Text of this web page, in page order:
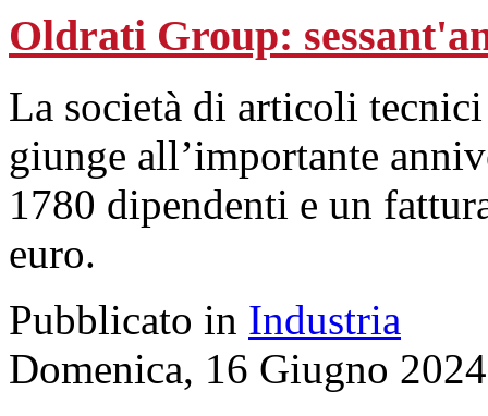
Oldrati Group:
La società di articoli
giunge all’importante
1780 dipendenti e un
euro.
Pubblicato in Industria
Domenica, 16 Giugno